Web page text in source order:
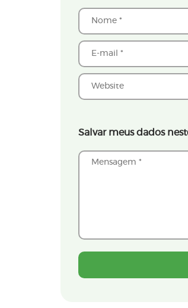
Salvar meus dados